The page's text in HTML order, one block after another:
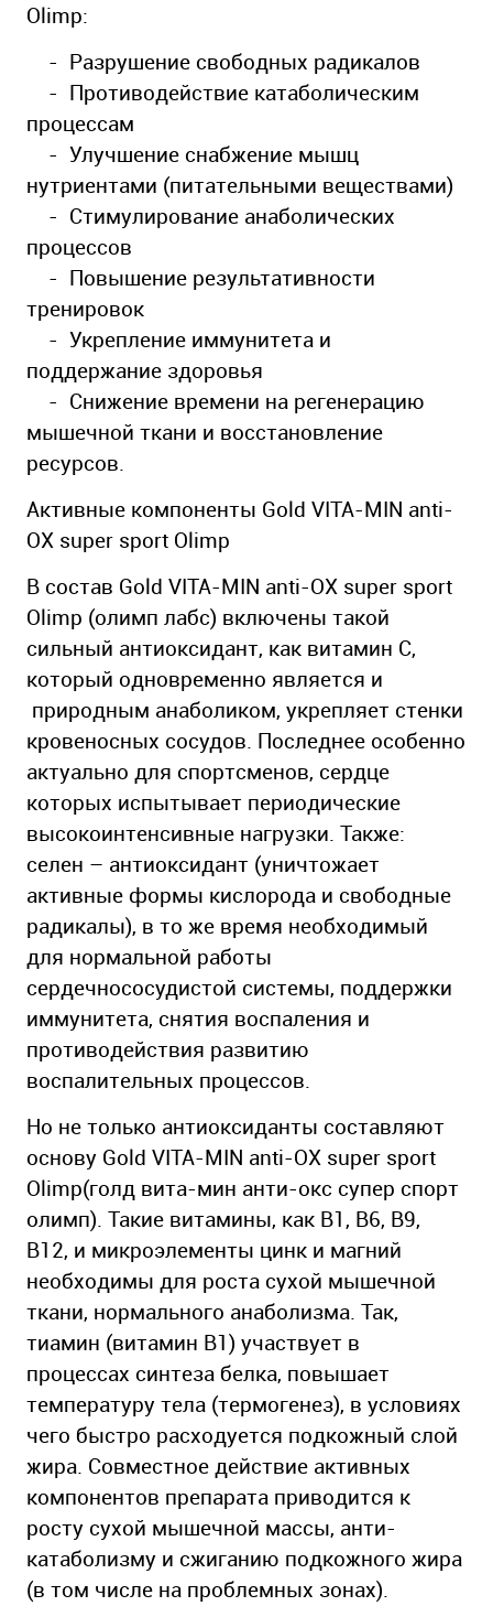
Olimp:
- Разрушение свободных радикалов
- Противодействие катаболическим
процессам
- Улучшение снабжение мышц
нутриентами (питательными веществами)
- Стимулирование анаболических
процессов
- Повышение результативности
тренировок
- Укрепление иммунитета и
поддержание здоровья
- Снижение времени на регенерацию
мышечной ткани и восстановление
ресурсов.
Активные компоненты Gold VITA-MIN anti-
OX super sport Olimp
В состав Gold VITA-MIN anti-OX super sport
Olimp (олимп лабс) включены такой
сильный антиоксидант, как витамин C,
который одновременно является и
природным анаболиком, укрепляет стенки
кровеносных сосудов. Последнее особенно
актуально для спортсменов, сердце
которых испытывает периодические
высокоинтенсивные нагрузки. Также:
селен – антиоксидант (уничтожает
активные формы кислорода и свободные
радикалы), в то же время необходимый
для нормальной работы
сердечнососудистой системы, поддержки
иммунитета, снятия воспаления и
противодействия развитию
воспалительных процессов.
Но не только антиоксиданты составляют
основу Gold VITA-MIN anti-OX super sport
Olimp(голд вита-мин анти-окс супер спорт
олимп). Такие витамины, как B1, B6, B9,
B12, и микроэлементы цинк и магний
необходимы для роста сухой мышечной
ткани, нормального анаболизма. Так,
тиамин (витамин B1) участвует в
процессах синтеза белка, повышает
температуру тела (термогенез), в условиях
чего быстро расходуется подкожный слой
жира. Совместное действие активных
компонентов препарата приводится к
росту сухой мышечной массы, анти-
катаболизму и сжиганию подкожного жира
(в том числе на проблемных зонах).